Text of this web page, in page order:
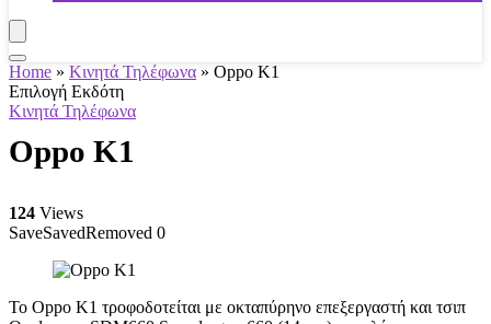
Home » Κινητά Τηλέφωνα » Oppo K1
Επιλογή Εκδότη
Κινητά Τηλέφωνα
Oppo K1
124 Views
SaveSavedRemoved 0
Το Oppo K1 τροφοδοτείται με οκταπύρηνο επεξεργαστή και τσιπ